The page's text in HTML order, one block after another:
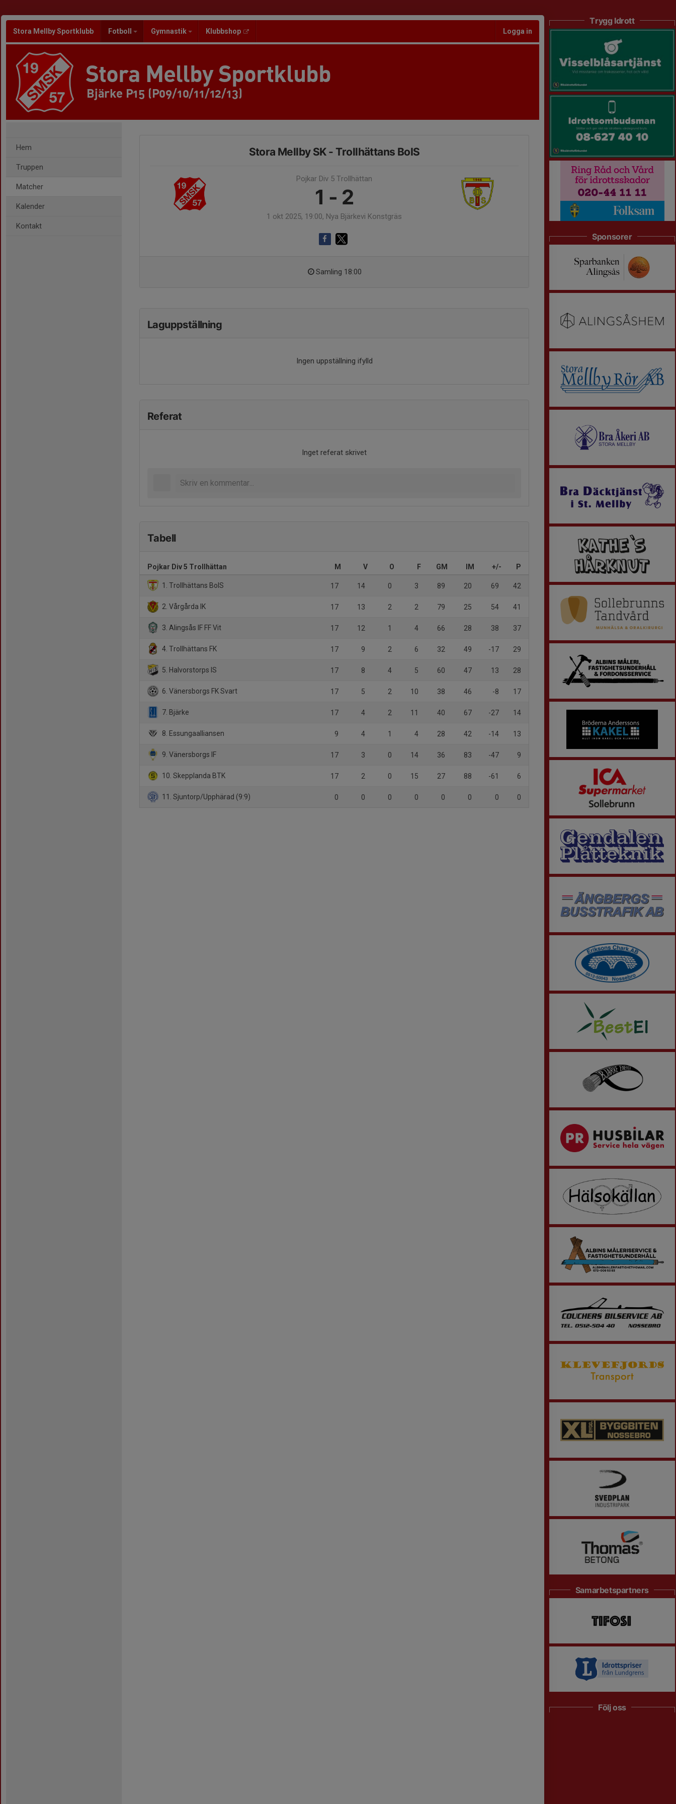
Stora Mellby Sportklubb Fotboll Gymnastik Klubbshop Logga in
Stora Mellby Sportklubb
Bjärke P15 (P09/10/11/12/13)
Hem
Truppen
Matcher
Kalender
Kontakt
Stora Mellby SK - Trollhättans BoIS
Pojkar Div 5 Trollhättan
1 - 2
1 okt 2025, 19:00, Nya Bjärkevi Konstgräs
Samling 18:00
Laguppställning
Ingen uppställning ifylld
Referat
Inget referat skrivet
Tabell
Pojkar Div 5 Trollhättan M V O F GM IM +/- P
1. Trollhättans BoIS 17 14 0 3 89 20 69 42
2. Vårgårda IK 17 13 2 2 79 25 54 41
3. Alingsås IF FF Vit 17 12 1 4 66 28 38 37
4. Trollhättans FK 17 9 2 6 32 49 -17 29
5. Halvorstorps IS 17 8 4 5 60 47 13 28
6. Vänersborgs FK Svart 17 5 2 10 38 46 -8 17
7. Bjärke 17 4 2 11 40 67 -27 14
8. Essungaalliansen 9 4 1 4 28 42 -14 13
9. Vänersborgs IF 17 3 0 14 36 83 -47 9
10. Skepplanda BTK 17 2 0 15 27 88 -61 6
11. Sjuntorp/Upphärad (9:9) 0 0 0 0 0 0 0 0
Trygg Idrott
Sponsorer
Samarbetspartners
Följ oss